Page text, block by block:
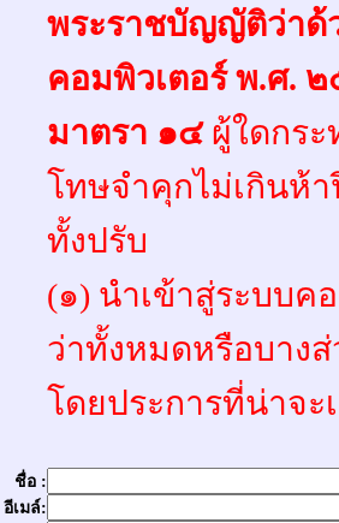
พระราชบัญญัติว่าด้
คอมพิวเตอร์ พ.ศ.
มาตรา ๑๔ผู้ใดกระ
โทษจำคุกไม่เกินห้
ทั้งปรับ
(๑) นำเข้าสู่ระบบค
ว่าทั้งหมดหรือบาง
โดยประการที่น่าจ
ชื่อ :
อีเมล์: